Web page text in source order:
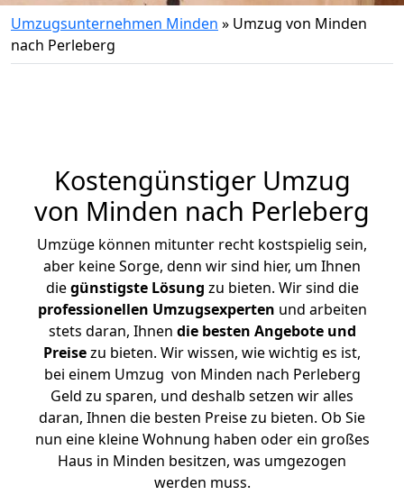
Umzugsunternehmen Minden » Umzug von Minden
nach Perleberg
Kostengünstiger Umzug
von Minden nach Perleberg
Umzüge können mitunter recht kostspielig sein,
aber keine Sorge, denn wir sind hier, um Ihnen
diegünstigste Lösung zu bieten. Wir sind die
professionellen Umzugsexperten und arbeiten
stets daran, Ihnen die besten Angebote und
Preisezu bieten. Wir wissen, wie wichtig es ist,
bei einem Umzug von Minden nach Perleberg
Geld zu sparen, und deshalb setzen wir alles
daran, Ihnen die besten Preise zu bieten. Ob Sie
nun eine kleine Wohnung haben oder ein großes
Haus in Minden besitzen, was umgezogen
werden muss.